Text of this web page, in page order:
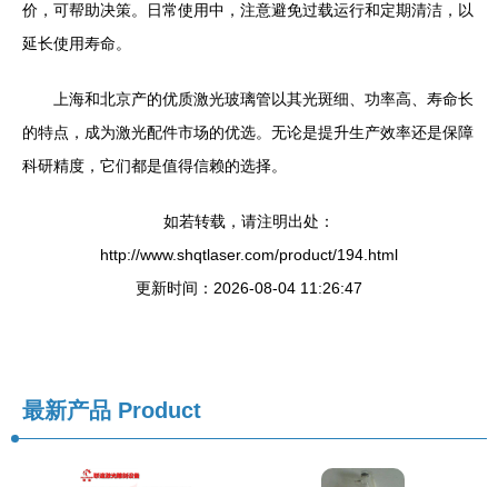
价，可帮助决策。日常使用中，注意避免过载运行和定期清洁，以
延长使用寿命。
上海和北京产的优质激光玻璃管以其光斑细、功率高、寿命长
的特点，成为激光配件市场的优选。无论是提升生产效率还是保障
科研精度，它们都是值得信赖的选择。
如若转载，请注明出处：
http://www.shqtlaser.com/product/194.html
更新时间：2026-08-04 11:26:47
最新产品 Product